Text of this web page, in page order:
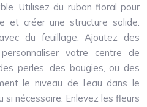
Utilisez du ruban floral pour
et créer une structure solide.
du feuillage. Ajoutez des
votre centre de
perles, des bougies, ou des
le niveau de l’eau dans le
si nécessaire. Enlevez les fleurs